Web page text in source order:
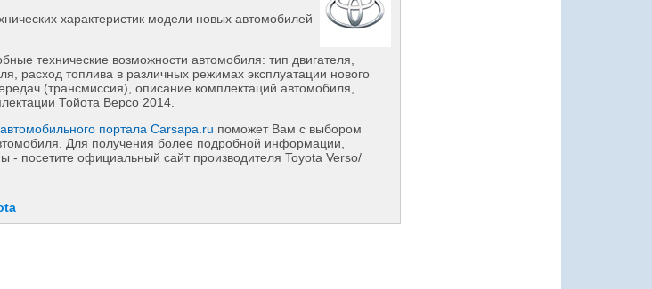
характеристик модели новых автомобилей
технические возможности автомобиля: тип двигателя,
расход топлива в различных режимах эксплуатации нового
(трансмиссия), описание комплектаций автомобиля,
Тойота Версо 2014.
автомобильного портала Carsapa.ru поможет Вам с выбором
Для получения более подробной информации,
- посетите официальный сайт производителя Toyota Verso/